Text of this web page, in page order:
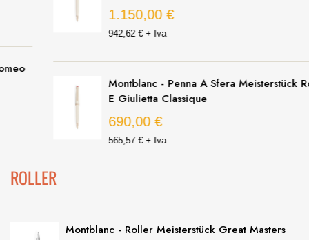
1.150,00 €
942,62 € + Iva
Montblanc - Penna A Sfera Meisterstück Romeo
E Giulietta Classique
690,00 €
565,57 € + Iva
ROLLER
Monblanc - Penna Roller Meisterstück Romeo E